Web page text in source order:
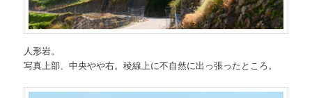
人形岩。
写真上部、中央やや右。稜線上に不自然に出っ張ったところ。